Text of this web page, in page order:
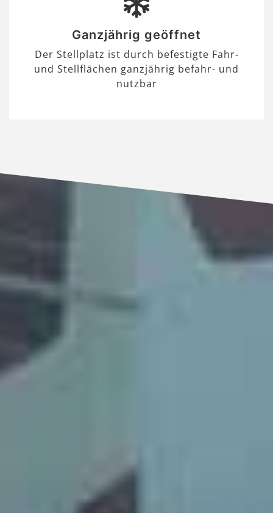
Ganzjährig geöffnet
Der Stellplatz ist durch befestigte Fahr-
und Stellflächen ganzjährig befahr- und
nutzbar